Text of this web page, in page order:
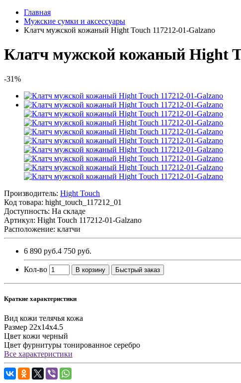
Главная
Мужские сумки и аксессуары
Клатч мужской кожаный Hight Touch 117212-01-Galzano
Клатч мужской кожаный Hight
-31%
Производитель: Hight Touch
Код товара: hight_touch_117212_01
Доступность: На складе
Артикул: Hight Touch 117212-01-Galzano
Расположение: клатчи
6 890 руб.4 750 руб.
Кол-во В корзину Быстрый заказ
Краткие характеристики
Вид кожи телячья кожа
Размер 22х14х4.5
Цвет кожи черный
Цвет фурнитуры тонированное серебро
Все характеристики